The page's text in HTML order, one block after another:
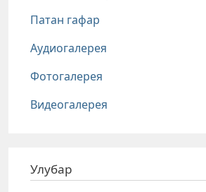
Патан гафар
Аудиогалерея
Фотогалерея
Видеогалерея
Улубар